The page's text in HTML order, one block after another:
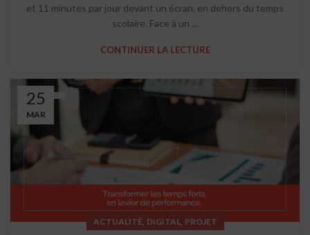
et 11 minutes par jour devant un écran, en dehors du temps
scolaire. Face à un ...
CONTINUER LA LECTURE
25
MAR
ACTUALITÉ, DIGITAL, PROJET